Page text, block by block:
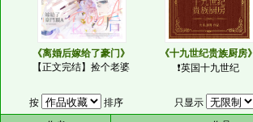
《离婚后嫁给了豪门》
【正文完结】捡个老婆
《十九世纪贵族厨房》
❗️英国十九世纪
按
排序 只显示